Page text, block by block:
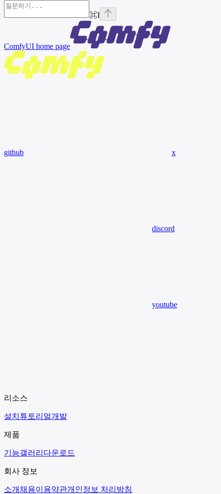
⌘I
ComfyUI home page
github x
discord
youtube
리소스
설치 튜토리얼개발
제품
기능갤러리 다운로드
회사 정보
소개 채용이용약관개인정보 처리방침